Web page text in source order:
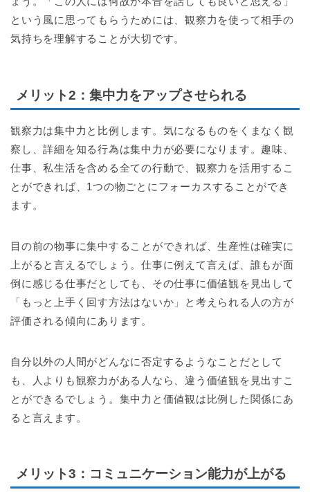
という風に思ってもらうためには、観察力を使って相手の
気持ちを理解することが大切です。
メリット2：集中力をアップさせられる
観察力は集中力と比例します。気になるものをくまなく観
察し、詳細を知る行為は集中力が必要になります。趣味、
仕事、私生活を含める全ての行動で、観察力を活用するこ
とができれば、1つの物ごとにフォーカスすることができ
ます。
目の前の物事に集中することができれば、生産性は確実に
上がると言えるでしょう。仕事に例えて言えば、誰もが面
倒に感じる仕事だとしても、その仕事に価値観を見出して
「もっと上手く回す方法はないか」と考えられる人の方が
評価される傾向にあります。
自分以外の人間がどんなに否定するようなことだとして
も、人よりも観察力がある人なら、違う価値観を見出すこ
とができるでしょう。集中力と価値観は比例した関係にあ
ると言えます。
メリット3：コミュニケーション能力が上がる